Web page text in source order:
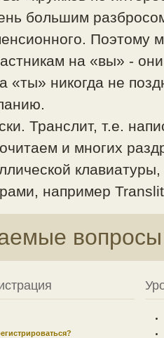
большим
Поэтому
на «вы» -
«ты» никогда не
Транслит, т.е.
и многих
например
вопросы